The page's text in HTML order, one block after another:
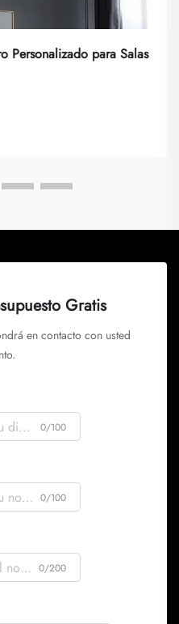
Personalizado para Salas
Gratis
en contacto con usted
0/100
0/100
0/200